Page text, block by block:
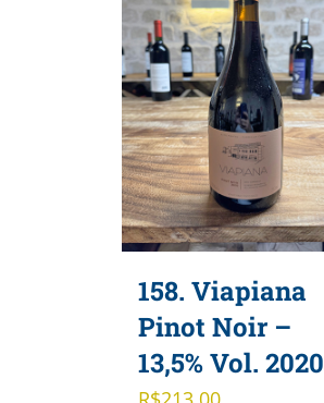
158. Viapiana
Pinot Noir –
13,5% Vol. 2020